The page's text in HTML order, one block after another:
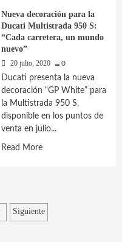
Nueva decoración para la
Ducati Multistrada 950 S:
“Cada carretera, un mundo
nuevo”
20 julio, 2020 0
Ducati presenta la nueva
decoración “GP White” para
la Multistrada 950 S,
disponible en los puntos de
venta en julio...
Read MoreRead
para
la
Siguiente